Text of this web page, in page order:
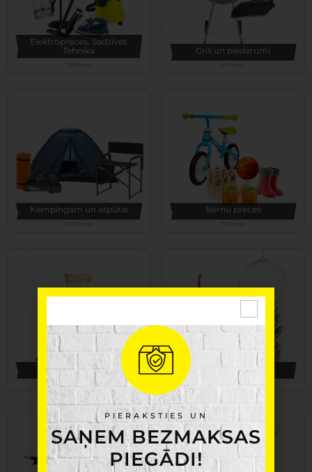
Elektropreces, Sadzīves
Tehnika
Grili un piederumi
Kempingam un atpūtai Bērnu preces
Apgaismojums Ziemassvētki
175 Preces
PIERAKSTIES UN
SAŅEM BEZMAKSAS
PIEGĀDI!